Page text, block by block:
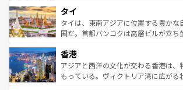
リティに包まれながら、韓国の多彩な
わってみてほしい。 なお、新着
覧を参照してほしい。
急速な発展と共に伝統が息づく。ハノ
ーチミン市のフランス統治時代の建物
醸し出している。また、バラエティの
とつ。フォーやバインミー、ベトナム
ひ現地で味わいたい。どの地域を訪れ
が旅行者を迎えてくれるので、きっと
タイ
タイは、東南アジアに位置する豊かな
国だ。首都バンコクは高層ビルが立ち
の活気が交差している。北部ではチェ
帯で自然と触れ合い、南部ではプーケ
いビーチでリゾート気分を楽しむこと
香港
アジアと西洋の文化が交わる香港は、
もっている。ヴィクトリア湾に広がる